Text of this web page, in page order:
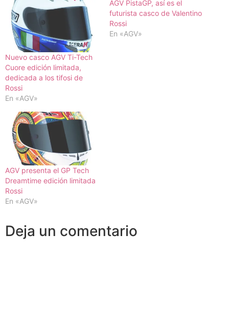
Nuevo casco AGV Ti-Tech
Cuore edición limitada,
dedicada a los tifosi de
Rossi
En «AGV»
AGV PistaGP, así es el
futurista casco de Valentino
Rossi
En «AGV»
AGV presenta el GP Tech
Dreamtime edición limitada
Rossi
En «AGV»
Deja un comentario